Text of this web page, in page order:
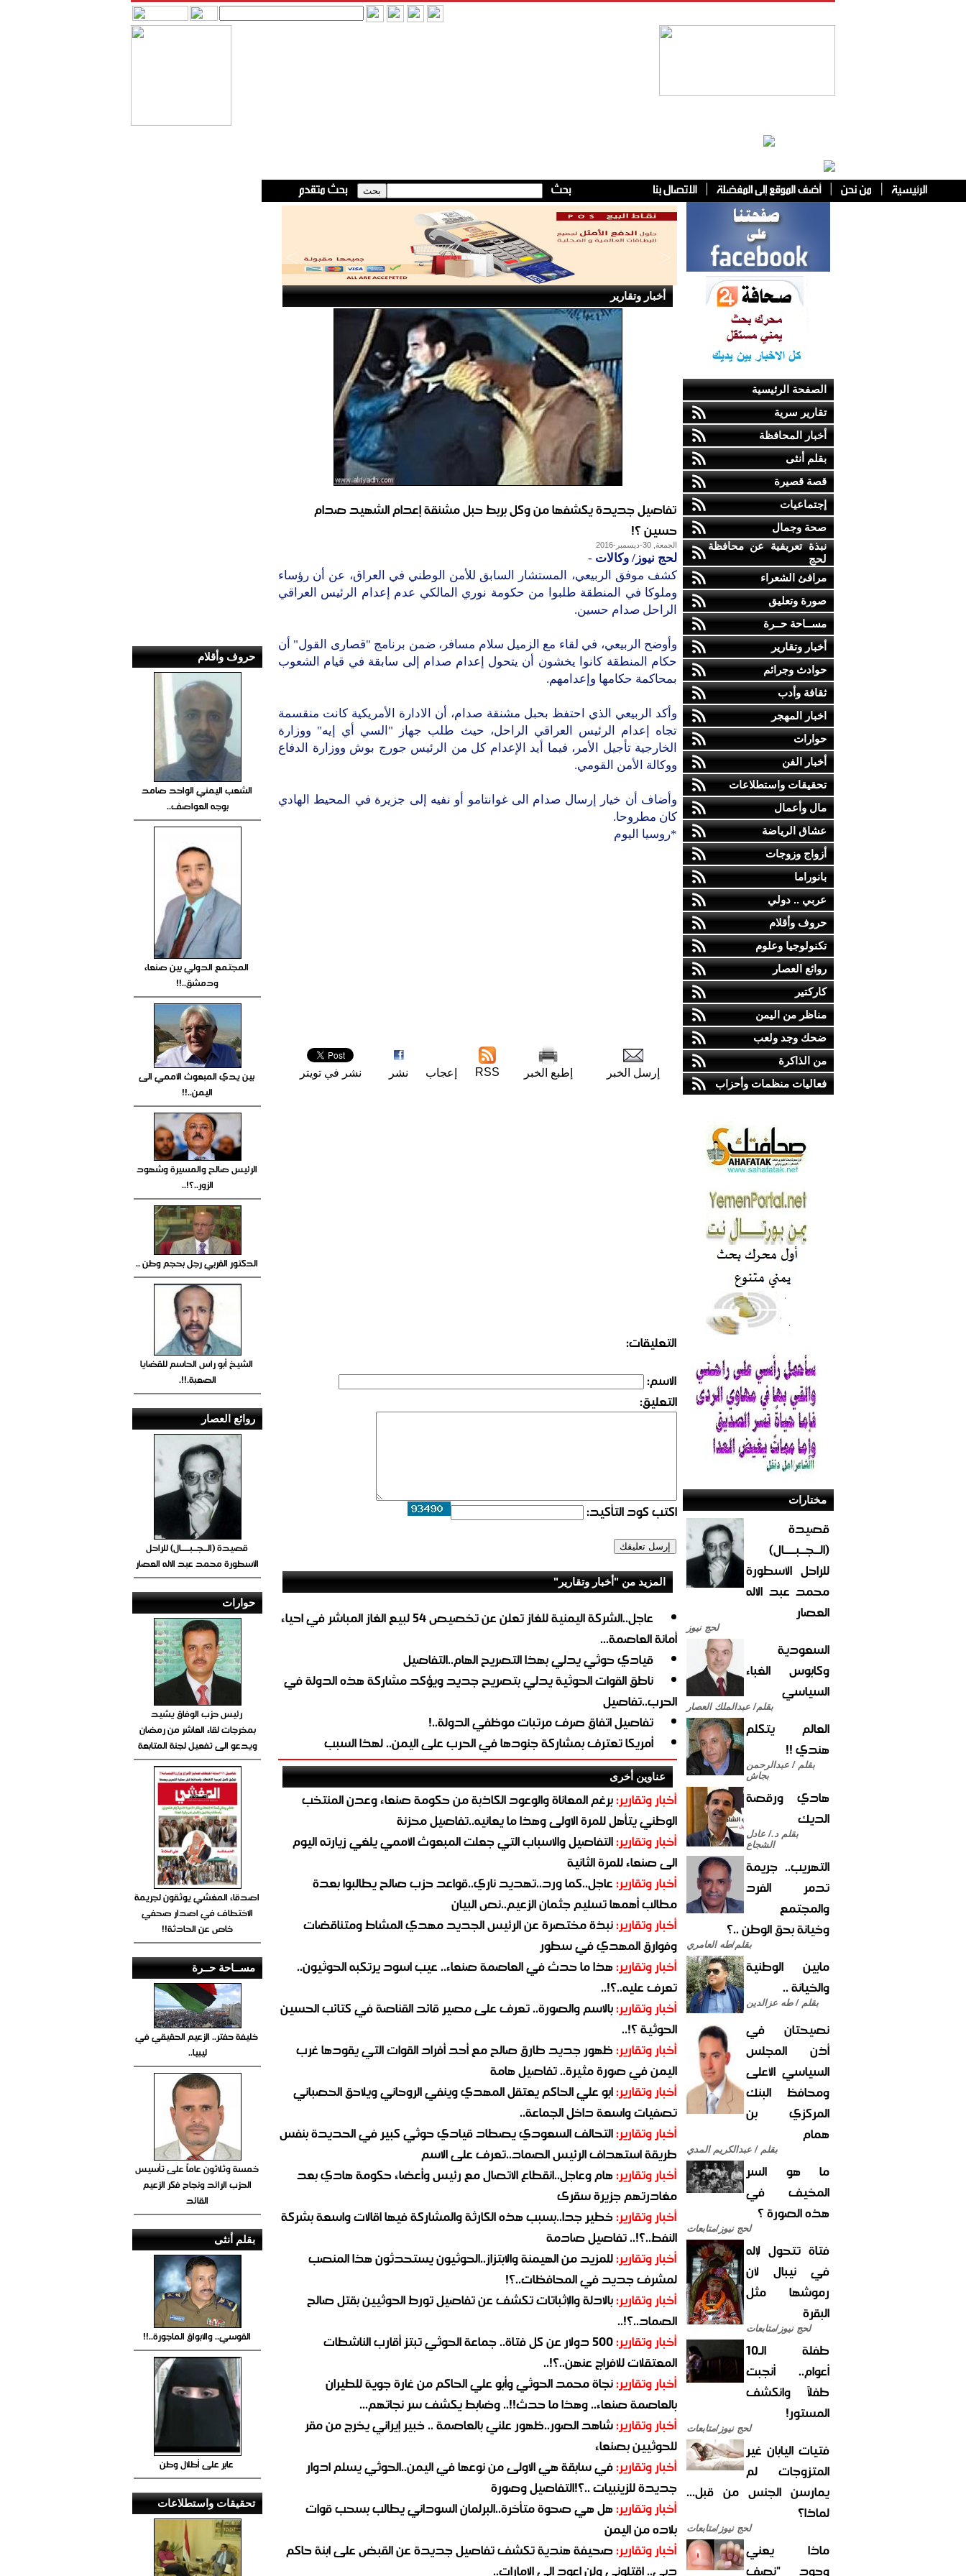
الصفحة الرئيسية
تقارير سرية
أخبار المحافظة
بقلم أنثى
قصة قصيرة
إجتماعيات
صحة وجمال
نبذة تعريفية عن محافظة
لحج
مرافئ الشعراء
صورة وتعليق
مســاحة حــرة
أخبار وتقارير
حوادث وجرائم
ثقافة وأدب
اخبار المهجر
حوارات
أخبار الفن
تحقيقات واستطلاعات
مال وأعمال
عشاق الرياضة
أزواج وزوجات
بانوراما
عربي .. دولي
حروف وأقلام
تكنولوجيا وعلوم
روائع العصار
كاركتير
مناظر من اليمن
ضحك وجد ولعب
من الذاكرة
فعاليات منظمات وأحزاب
مختارات
قصيدة
(الــجــبــــال)
للراحل الأسطورة
محمد عبد الاله
العصار
لحج نيوز
السعودية
وكابوس الغباء
السياسي
بقلم/ عبدالملك العصار
العالم يتكلم
هندي !!
بقلم / عبدالرحمن
بجاش
هادي ورقصة
الديك
بقلم د./ عادل
الشجاع
التهريب.. جريمة
تدمر الفرد
والمجتمع
وخيانة بحق الوطن ..؟
بقلم/طه العامري
مابين الوطنية
والخيانة ..
بقلم / طه عزالدين
نصيحتان في
أذن المجلس
السياسي الأعلى
ومحافظ البنك
المركزي بن
همام
بقلم / عبدالكريم المدي
ما هو السر
المخيف في
هذه الصورة ؟
لحج نيوز/متابعات
فتاة تتحول لإله
في نيبال لأن
رموشها مثل
البقرة
لحج نيوز/متابعات
طفلة الـ10
أعوام.. أنجبت
طفلاً وانكشف
المستور!
لحج نيوز/متابعات
فتيات اليابان غير
المتزوجات لم
يمارسن الجنس من قبل...
لماذا؟
لحج نيوز/متابعات
ماذا يعني
وجود "نصف
أخبار وتقارير
تفاصيل جديدة يكشفها من وكل بربط حبل مشنقة إعدام الشهيد صدام
حسين ؟!
الجمعة, 30-ديسمبر-2016
لحج نيوز/ وكالات -
كشف موفق الربيعي، المستشار السابق للأمن الوطني في العراق، عن أن رؤساء
وملوكا في المنطقة طلبوا من حكومة نوري المالكي عدم إعدام الرئيس العراقي
الراحل صدام حسين.
وأوضح الربيعي، في لقاء مع الزميل سلام مسافر، ضمن برنامج "قصارى القول" أن
حكام المنطقة كانوا يخشون أن يتحول إعدام صدام إلى سابقة في قيام الشعوب
بمحاكمة حكامها وإعدامهم.
وأكد الربيعي الذي احتفظ بحبل مشنقة صدام، أن الادارة الأمريكية كانت منقسمة
تجاه إعدام الرئيس العراقي الراحل، حيث طلب جهاز "السي أي إيه" ووزارة
الخارجية تأجيل الأمر، فيما أيد الإعدام كل من الرئيس جورج بوش ووزارة الدفاع
ووكالة الأمن القومي.
وأضاف أن خيار إرسال صدام الى غوانتامو أو نفيه إلى جزيرة في المحيط الهادي
كان مطروحا.
*روسيا اليوم
إرسل الخبر إطبع الخبر RSS إعجاب نشر نشر في تويتر
التعليقات:
الاسم:
التعليق:
اكتب كود التأكيد:
المزيد من "أخبار وتقارير"
عاجل..الشركة اليمنية للغاز تعلن عن تخصيص 54 لبيع الغاز المباشر في احياء
أمانة العاصمة...
قيادي حوثي يدلي بهذا التصريح الهام..التفاصيل
ناطق القوات الحوثية يدلي بتصريح جديد ويؤكد مشاركة هذه الدولة في
الحرب..تفاصيل
تفاصيل اتفاق صرف مرتبات موظفي الدولة..!
أمريكا تعترف بمشاركة جنودها في الحرب على اليمن.. لهذا السبب
عناوين أخرى
أخبار وتقارير:برغم المعاناة والوعود الكاذبة من حكومة صنعاء وعدن المنتخب
الوطني يتأهل للمرة الاولى وهذا ما يعانيه..تفاصيل محزنة
أخبار وتقارير:التفاصيل والاسباب التي جعلت المبعوث الأممي يلغي زيارته اليوم
الى صنعاء للمرة الثانية
أخبار وتقارير:عاجل..كما ورد..تهديد ناري..قواعد حزب صالح يطالبوا بعدة
مطالب أهمها تسليم جثمان الزعيم..نص البيان
أخبار وتقارير:نبذة مختصرة عن الرئيس الجديد مهدي المشاط ومتناقضات
وفوارق المهدي في سطور
أخبار وتقارير:هذا ما حدث في العاصمة صنعاء.. عيب اسود يرتكبه الحوثيون..
تعرف عليه..؟!..
أخبار وتقارير:بالاسم والصورة.. تعرف على مصير قائد القناصة في كتائب الحسين
الحوثية ؟!..
أخبار وتقارير:ظهور جديد طارق صالح مع أحد أفراد القوات التي يقودها غرب
اليمن في صورة مثيرة.. تفاصيل هامة
أخبار وتقارير:ابو علي الحاكم يعتقل المهدي وينفي الروحاني ويلاحق الحصباني
تصفيات واسعة داخل الجماعة..
أخبار وتقارير:التحالف السعودي يصطاد قيادي حوثي كبير في الحديدة بنفس
طريقة استهداف الرئيس الصماد..تعرف على الاسم
أخبار وتقارير:هام وعاجل..انقطاع الاتصال مع رئيس وأعضاء حكومة هادي بعد
مغادرتهم جزيرة سقرى
أخبار وتقارير:خطير جدا..بسبب هذه الكارثة والمشاركة فيها اقالات واسعة بشركة
النفط..؟!.. تفاصيل صادمة
أخبار وتقارير:للمزيد من الهيمنة والابتزاز..الحوثيون يستحدثون هذا المنصب
لمشرف جديد في المحافظات..؟!
أخبار وتقارير:بالادلة والإثباتات تكشف عن تفاصيل تورط الحوثيين بقتل صالح
الصماد..؟!..
أخبار وتقارير:
500 دولار عن كل فتاة.. جماعة الحوثي تبتز أقارب الناشطات
المعتقلات للافراج عنهن..؟!..
أخبار وتقارير:نجاة محمد الحوثي وأبو علي الحاكم من غارة جوية للطيران
بالعاصمة صنعاء.. وهذا ما حدث!!.. وضابط يكشف سر نجاتهم...
أخبار وتقارير:شاهد الصور..ظهور علني بالعاصمة .. خبير إيراني يخرج من مقر
للحوثيين بصنعاء
أخبار وتقارير:في سابقة هي الاولى من نوعها في اليمن..الحوثي يسلم ادوار
جديدة للزينبيات ..؟!التفاصيل وصورة
أخبار وتقارير:هل هي صحوة متأخرة..البرلمان السوداني يطالب بسحب قوات
بلاده من اليمن
أخبار وتقارير:صحيفة هندية تكشف تفاصيل جديدة عن القبض على ابنة حاكم
دبي.. اقتلوني ولن اعود الى الامارات..
حروف وأقلام
الشعب اليمني الواحد صامد
بوجه العواصف..
المجتمع الدولي بين صنعاء
ودمشق..!!
بين يدي المبعوث الأممي الى
اليمن..!!
الرئيس صالح والمسيرة وشهود
الزور..؟!..
الدكتور القربي رجل بحجم وطن ..
الشيخ أبو راس الحاسم للقضايا
الصعبة.!!.
روائع العصار
قصيدة (الــجــبــــال) للراحل
الأسطورة محمد عبد الاله العصار
حوارات
رئيس حزب الوفاق يشيد
بمخرجات لقاء العاشر من رمضان
ويدعو الى تفعيل لجنة المتابعة
اصدقاء المغشي يوثقون لجريمة
الاختطاف في اصدار صحفي
خاص عن الحادثة!!
مســاحة حــرة
خليفة حفتر.. الزعيم الحقيقي في
ليبيا..
خمسة وثلاثون عاماً على تأسيس
الحزب الرائد ونجاح فكر الزعيم
القائد
بقلم أنثى
القوسي.. والابواق الماجورة..!!
عابر على أطلال وطن
تحقيقات واستطلاعات